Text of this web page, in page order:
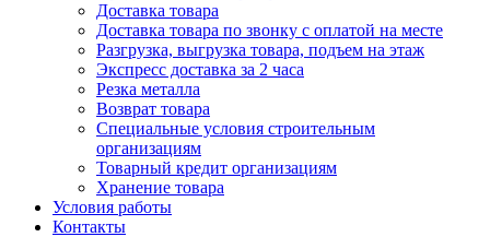
Доставка товара
Доставка товара по звонку с оплатой на месте
Разгрузка, выгрузка товара, подъем на этаж
Экспресс доставка за 2 часа
Резка металла
Возврат товара
Специальные условия строительным
организациям
Товарный кредит организациям
Хранение товара
Условия работы
Контакты